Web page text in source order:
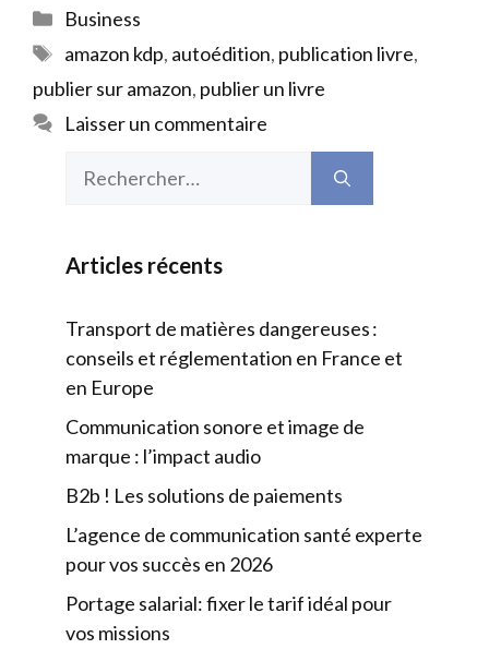
Catégories
Business
Étiquettes
amazon kdp, autoédition, publication livre,
publier sur amazon, publier un livre
Laisser un commentaire
Articles récents
Transport de matières dangereuses :
conseils et réglementation en France et
en Europe
Communication sonore et image de
marque : l’impact audio
B2b ! Les solutions de paiements
L’agence de communication santé experte
pour vos succès en 2026
Portage salarial: fixer le tarif idéal pour
vos missions